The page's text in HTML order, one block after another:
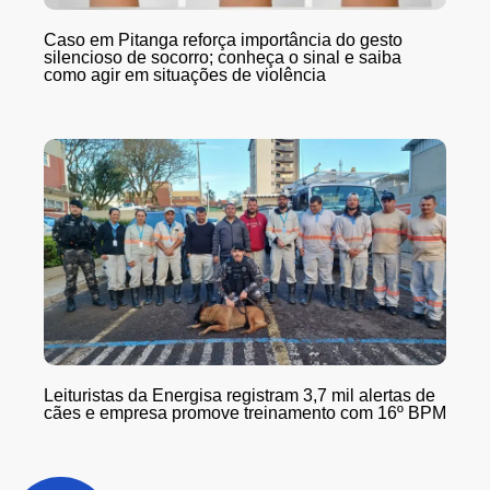
Caso em Pitanga reforça importância do gesto
silencioso de socorro; conheça o sinal e saiba
como agir em situações de violência
Leituristas da Energisa registram 3,7 mil alertas de
cães e empresa promove treinamento com 16º BPM